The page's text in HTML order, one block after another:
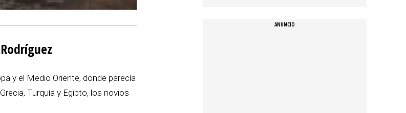
y el Medio Oriente, donde parecía
Turquía y Egipto, los novios